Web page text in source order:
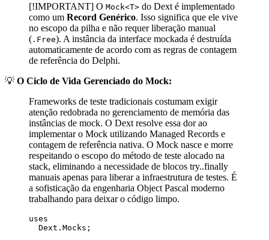
[!IMPORTANT] O Mock<T> do Dext é implementado
como um Record Genérico. Isso significa que ele vive
no escopo da pilha e não requer liberação manual
( .Free). A instância da interface mockada é destruída
automaticamente de acordo com as regras de contagem
de referência do Delphi.
💡 O Ciclo de Vida Gerenciado do Mock:
Frameworks de teste tradicionais costumam exigir
atenção redobrada no gerenciamento de memória das
instâncias de mock. O Dext resolve essa dor ao
implementar o Mock utilizando Managed Records e
contagem de referência nativa. O Mock nasce e morre
respeitando o escopo do método de teste alocado na
stack, eliminando a necessidade de blocos try..finally
manuais apenas para liberar a infraestrutura de testes. É
a sofisticação da engenharia Object Pascal moderno
trabalhando para deixar o código limpo.
uses
Dext.Mocks;